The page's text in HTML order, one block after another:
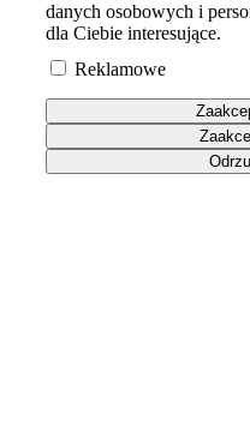
danych osobowych i
dla Ciebie interesujące.
Reklamowe